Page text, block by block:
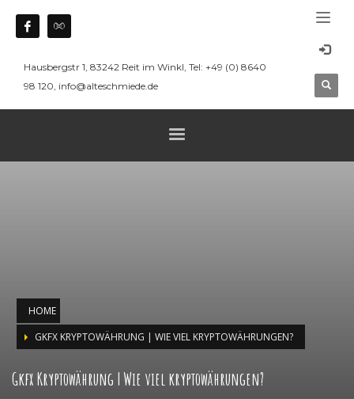
Hausbergstr 1, 83242 Reit im Winkl, Tel: +49 (0) 8640
98 120, info@alteschmiede.de
HOME
GKFX KRYPTOWÄHRUNG | WIE VIEL KRYPTOWÄHRUNGEN?
Gkfx Kryptowährung | Wie viel kryptowährungen?